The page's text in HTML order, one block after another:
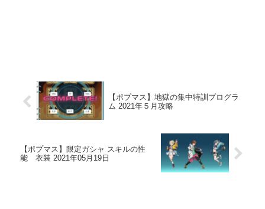
【ポプマス】地獄の集中特訓プログラ
ム 2021年５月攻略
【ポプマス】限定ガシャ スキルの性
能 衣装 2021年05月19日